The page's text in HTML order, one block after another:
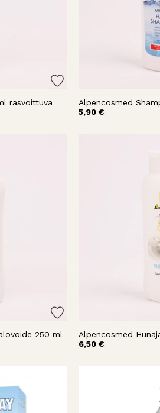
rasvoittuva
Alpencosmed
5,90 €
250 ml
Alpencosmed
6,50 €